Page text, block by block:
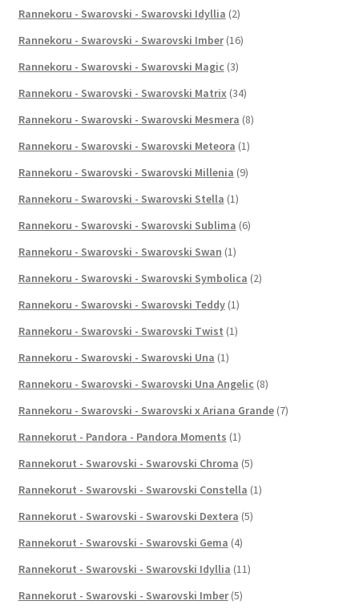
Rannekoru - Swarovski - Swarovski Idyllia (2)
Rannekoru - Swarovski - Swarovski Imber (16)
Rannekoru - Swarovski - Swarovski Magic (3)
Rannekoru - Swarovski - Swarovski Matrix (34)
Rannekoru - Swarovski - Swarovski Mesmera (8)
Rannekoru - Swarovski - Swarovski Meteora (1)
Rannekoru - Swarovski - Swarovski Millenia (9)
Rannekoru - Swarovski - Swarovski Stella (1)
Rannekoru - Swarovski - Swarovski Sublima (6)
Rannekoru - Swarovski - Swarovski Swan (1)
Rannekoru - Swarovski - Swarovski Symbolica (2)
Rannekoru - Swarovski - Swarovski Teddy (1)
Rannekoru - Swarovski - Swarovski Twist (1)
Rannekoru - Swarovski - Swarovski Una (1)
Rannekoru - Swarovski - Swarovski Una Angelic (8)
Rannekoru - Swarovski - Swarovski x Ariana Grande (7)
Rannekorut - Pandora - Pandora Moments (1)
Rannekorut - Swarovski - Swarovski Chroma (5)
Rannekorut - Swarovski - Swarovski Constella (1)
Rannekorut - Swarovski - Swarovski Dextera (5)
Rannekorut - Swarovski - Swarovski Gema (4)
Rannekorut - Swarovski - Swarovski Idyllia (11)
Rannekorut - Swarovski - Swarovski Imber (5)